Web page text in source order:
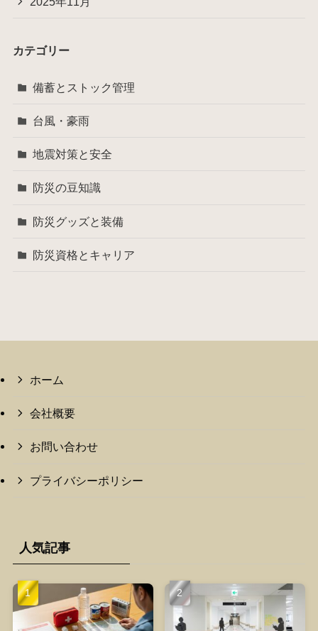
カテゴリー
備蓄とストック管理
台風・豪雨
地震対策と安全
防災の豆知識
防災グッズと装備
防災資格とキャリア
ホーム
会社概要
お問い合わせ
プライバシーポリシー
人気記事